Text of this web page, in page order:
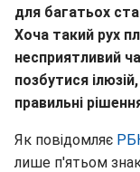
для багатьох
Хоча такий рух
несприятливий
позбутися
правильні
Як повідомляє
лише п'ятьом